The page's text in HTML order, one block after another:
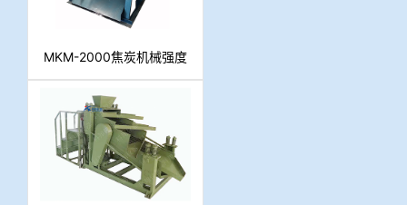
MKM-2000焦炭机械强度
测定转鼓